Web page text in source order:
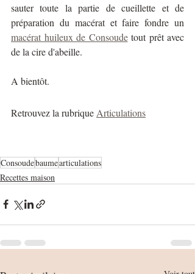
sauter toute la partie de cueillette et de
macérat huileux de Consoude tout prêt avec
de la cire d'abeille.
A bientôt.
Retrouvez la rubrique Articulations
Consoudebaumearticulations
Recettes maison